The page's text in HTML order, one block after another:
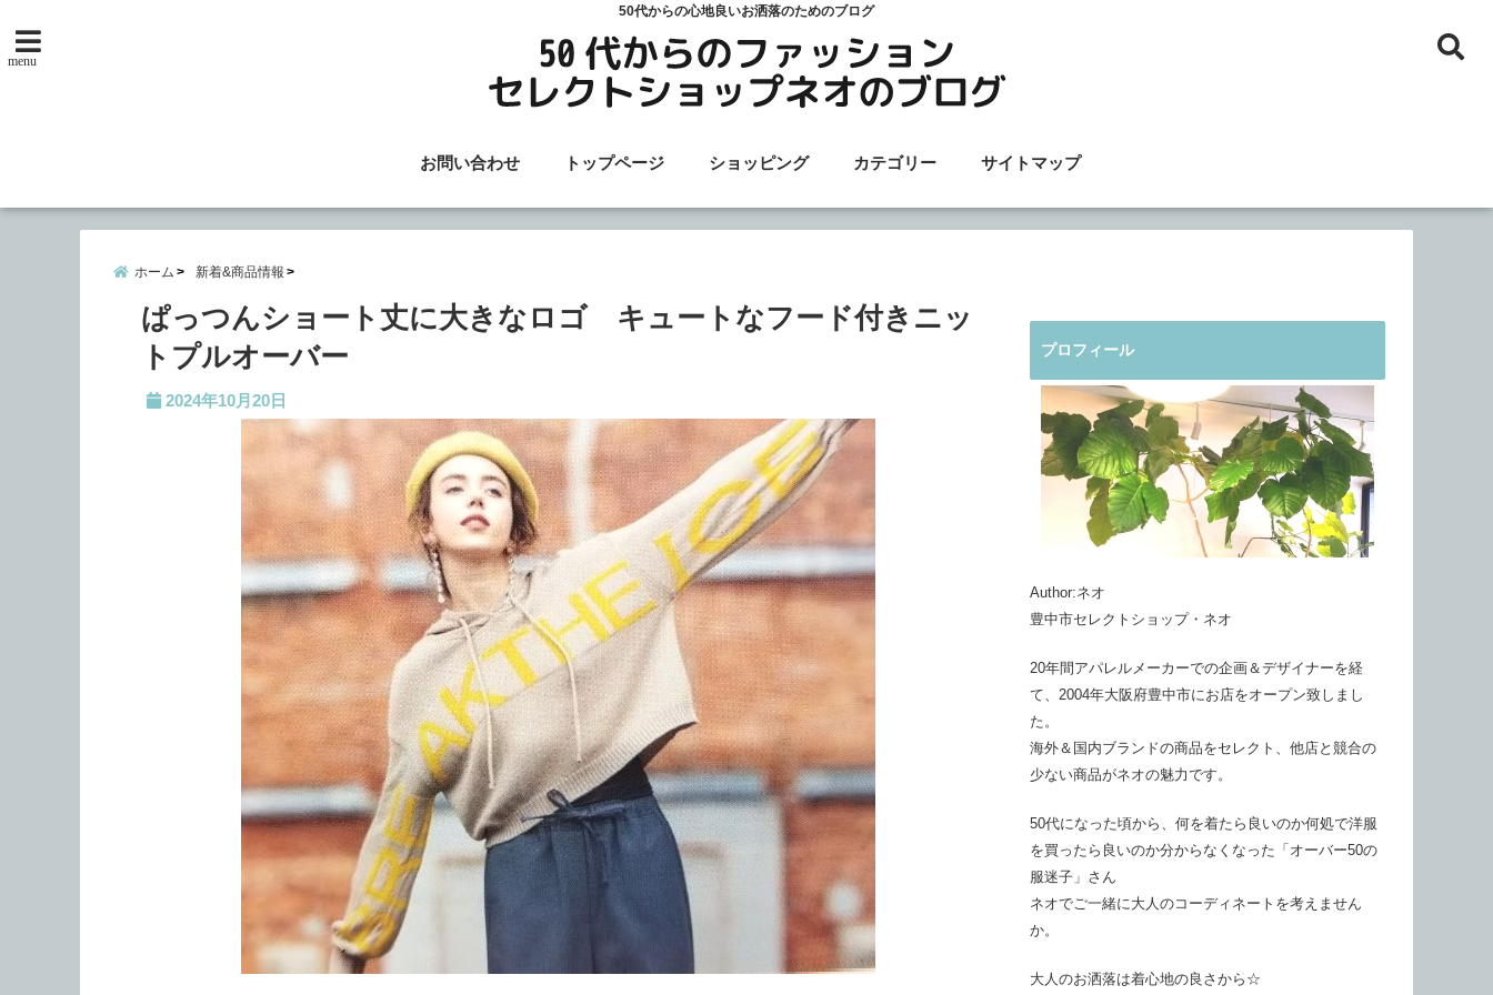
50代からの心地良いお洒落のためのブログ
menu
お問い合わせ トップページ ショッピング カテゴリー サイトマップ
ホーム 新着&商品情報
ぱっつんショート丈に大きなロゴ キュートなフード付きニッ
トプルオーバー
2024年10月20日
プロフィール
Author:ネオ
豊中市セレクトショップ・ネオ
20年間アパレルメーカーでの企画＆デザイナーを経
て、2004年大阪府豊中市にお店をオープン致しまし
た。
海外＆国内ブランドの商品をセレクト、他店と競合の
少ない商品がネオの魅力です。
50代になった頃から、何を着たら良いのか何処で洋服
を買ったら良いのか分からなくなった「オーバー50の
服迷子」さん
ネオでご一緒に大人のコーディネートを考えません
か。
大人のお洒落は着心地の良さから☆